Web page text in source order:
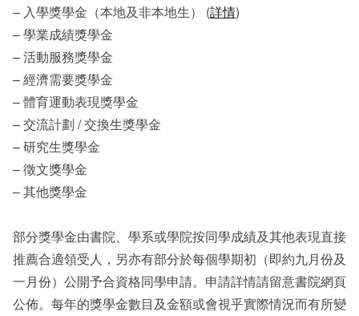
– 入學獎學金（本地及非本地生） (詳情)
– 學業成績獎學金
– 活動服務獎學金
– 經濟需要獎學金
– 體育運動表現獎學金
– 交流計劃 / 交換生獎學金
– 研究生獎學金
– 徵文獎學金
– 其他獎學金
部分獎學金由書院、學系或學院按同學成績及其他表現直接
推薦合適領受人，另亦有部分於每個學期初（即約九月份及
一月份）公開予合資格同學申請。申請詳情請留意書院網頁
公佈。每年的獎學金數目及金額或會視乎實際情況而有所變